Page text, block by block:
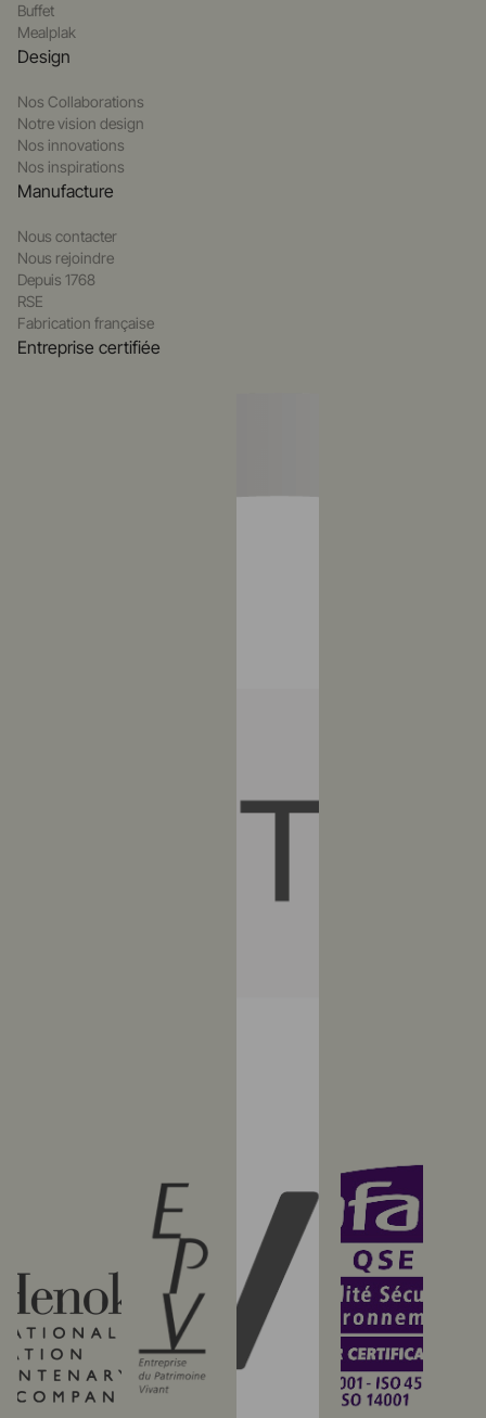
Buffet
Mealplak
Design
Nos Collaborations
Notre vision design
Nos innovations
Nos inspirations
Manufacture
Nous contacter
Nous rejoindre
Depuis 1768
RSE
Fabrication française
Entreprise certifiée